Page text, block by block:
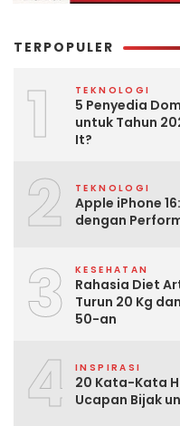
TERPOPULER
1 TEKNOLOGI
5 Penyedia
untuk Tahun
It?
2 TEKNOLOGI
Apple iPhone
dengan
3 KESEHATAN
Rahasia Diet
Turun 20 Kg
50-an
4 INSPIRASI
20 Kata-Kata
Ucapan Bijak